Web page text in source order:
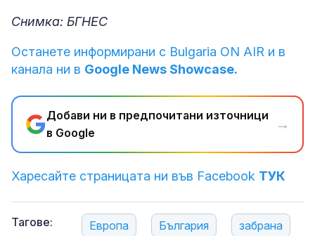
Снимка: БГНЕС
Останете информирани с Bulgaria ON AIR и в
канала ни в Google News Showcase.
Добави ни в предпочитани източници
в Google
→
Харесайте страницата ни във Facebook ТУК
Тагове: Европа България забрана